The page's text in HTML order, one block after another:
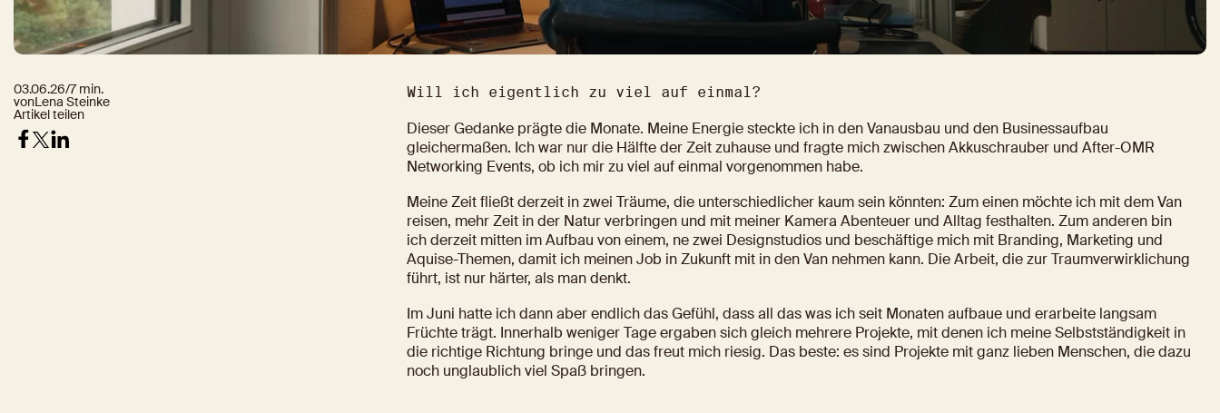
03.06.26/7 min.
vonLena Steinke
Artikel teilen
Will ich eigentlich zu viel auf einmal?
Dieser Gedanke prägte die Monate. Meine Energie steckte ich in den Vanausbau und den Businessaufbau
gleichermaßen. Ich war nur die Hälfte der Zeit zuhause und fragte mich zwischen Akkuschrauber und After-OMR
Networking Events, ob ich mir zu viel auf einmal vorgenommen habe.
Meine Zeit fließt derzeit in zwei Träume, die unterschiedlicher kaum sein könnten: Zum einen möchte ich mit dem Van
reisen, mehr Zeit in der Natur verbringen und mit meiner Kamera Abenteuer und Alltag festhalten. Zum anderen bin
ich derzeit mitten im Aufbau von einem, ne zwei Designstudios und beschäftige mich mit Branding, Marketing und
Aquise-Themen, damit ich meinen Job in Zukunft mit in den Van nehmen kann. Die Arbeit, die zur Traumverwirklichung
führt, ist nur härter, als man denkt.
Im Juni hatte ich dann aber endlich das Gefühl, dass all das was ich seit Monaten aufbaue und erarbeite langsam
Früchte trägt. Innerhalb weniger Tage ergaben sich gleich mehrere Projekte, mit denen ich meine Selbstständigkeit in
die richtige Richtung bringe und das freut mich riesig. Das beste: es sind Projekte mit ganz lieben Menschen, die dazu
noch unglaublich viel Spaß bringen.